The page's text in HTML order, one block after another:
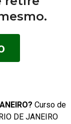
Curso de
DE JANEIRO